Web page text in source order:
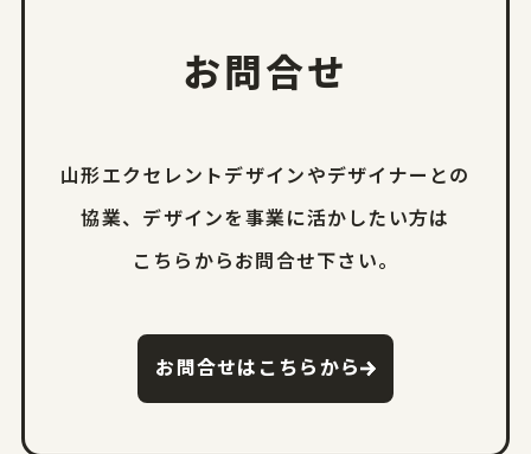
お問合せ
山形エクセレントデザインやデザイナーとの
協業、 デザインを事業に活かしたい方は
こちらからお問合せ下さい。
お問合せはこちらから